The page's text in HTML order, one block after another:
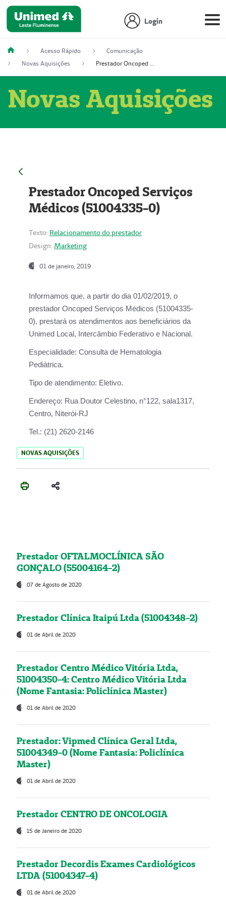
Login
Acesso Rápido
Comunicação
Novas Aquisições
Prestador Oncoped Serviços Médicos (51004335-0)
Novas Aquisições
Prestador Oncoped Serviços
Médicos (51004335-0)
Texto: Relacionamento do prestador
Design: Marketing
01 de janeiro, 2019
Informamos que, a partir do dia 01/02/2019, o
prestador Oncoped Serviços Médicos (51004335-
0), prestará os atendimentos aos beneficiários da
Unimed Local, Intercâmbio Federativo e Nacional.
Especialidade: Consulta de Hematologia
Pediátrica.
Tipo de atendimento: Eletivo.
Endereço: Rua Doutor Celestino, n°122, sala1317,
Centro, Niterói-RJ
Tel.: (21) 2620-2146
NOVAS AQUISIÇÕES
Prestador OFTALMOCLÍNICA SÃO
GONÇALO (55004164-2)
07 de Agosto de 2020
Prestador Clínica Itaipú Ltda (51004348-2)
01 de Abril de 2020
Prestador Centro Médico Vitória Ltda,
51004350-4: Centro Médico Vitória Ltda
(Nome Fantasia: Policlínica Master)
01 de Abril de 2020
Prestador: Vipmed Clínica Geral Ltda,
51004349-0 (Nome Fantasia: Policlínica
Master)
01 de Abril de 2020
Prestador CENTRO DE ONCOLOGIA
15 de Janeiro de 2020
Prestador Decordis Exames Cardiológicos
LTDA (51004347-4)
01 de Abril de 2020